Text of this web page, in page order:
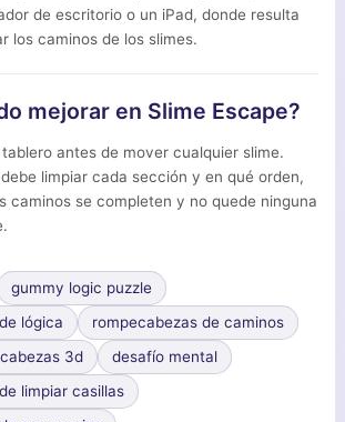
de escritorio o un iPad, donde resulta
los caminos de los slimes.
mejorar en Slime Escape?
antes de mover cualquier slime.
limpiar cada sección y en qué orden,
caminos se completen y no quede ninguna
gummy logic puzzle
lógica
rompecabezas de caminos
3d
desafío mental
limpiar casillas